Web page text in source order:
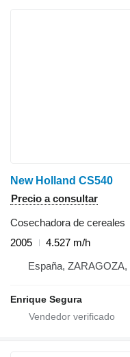
New Holland CS540
Precio a consultar
Cosechadora de cereales
2005
4.527 m/h
España,
Enrique Segura